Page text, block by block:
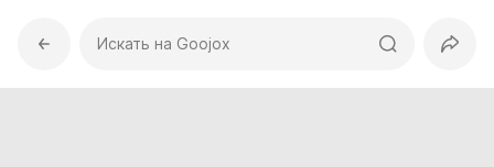
Искать на Goojox